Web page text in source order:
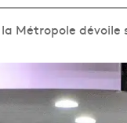
Métropole dévoile